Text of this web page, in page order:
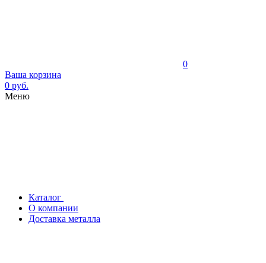
0
Ваша корзина
0 руб.
Меню
Каталог
О компании
Доставка металла